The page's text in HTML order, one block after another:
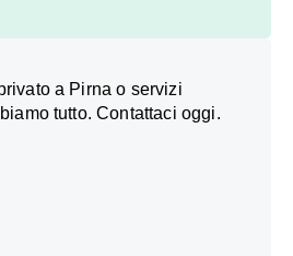
a Pirna o servizi
tutto. Contattaci oggi.